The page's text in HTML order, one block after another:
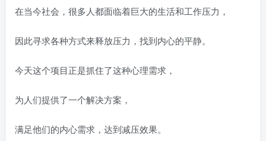
在当今社会，很多人都面临着巨大的生活和工作压力，
因此寻求各种方式来释放压力，找到内心的平静。
今天这个项目正是抓住了这种心理需求，
为人们提供了一个解决方案，
满足他们的内心需求，达到减压效果。